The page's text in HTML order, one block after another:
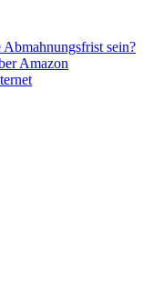
sein?
Amazon